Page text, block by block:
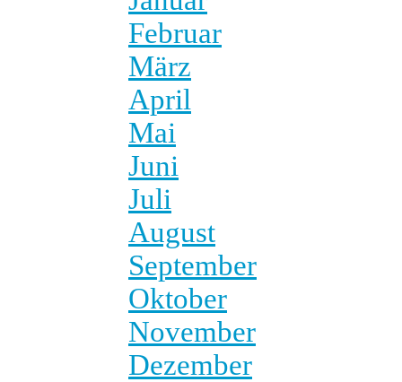
Februar
März
April
Mai
Juni
Juli
August
September
Oktober
November
Dezember